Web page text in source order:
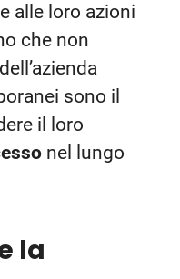
alle loro azioni
che non
sono il
il loro
nel lungo
la